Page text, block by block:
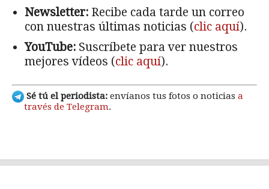
Newsletter: Recibe cada tarde un correo
con nuestras últimas noticias (clic aquí).
YouTube: Suscríbete para ver nuestros
mejores vídeos (clic aquí).
Sé tú el periodista: envíanos tus fotos o noticias a
través de Telegram.